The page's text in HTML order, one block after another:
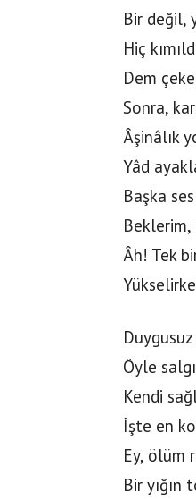
Bir değil,
Hiç
Dem
Sonra,
Âşinâlık
Yâd
Başka
Beklerim,
Âh! Tek
Öyle
Kendi
İşte en
Ey, ölüm
Bir yığın